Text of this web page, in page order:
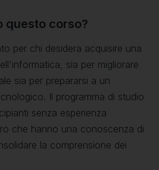
questo corso?
per chi desidera acquisire una
sia per migliorare
sia per prepararsi a un
Il programma di studio
senza esperienza
che hanno una conoscenza di
la comprensione dei